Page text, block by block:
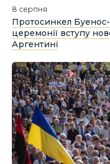
8 серпня
Протосинкел Буенос-
церемонії вступу
Аргентині